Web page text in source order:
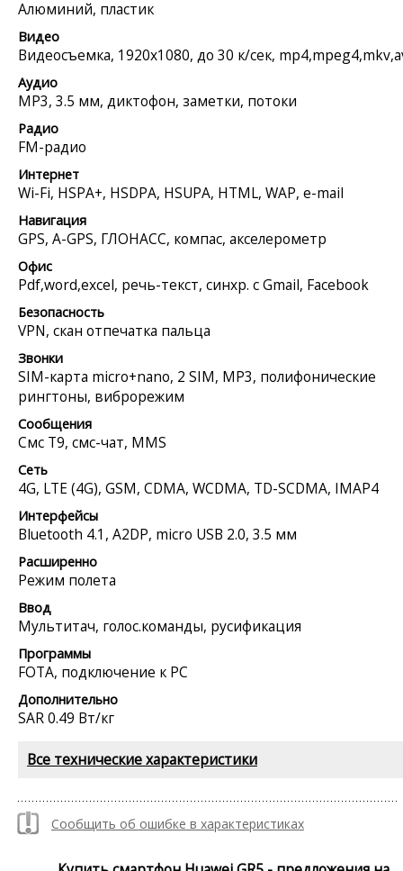
Алюминий, пластик
Видео
Видеосъемка, 1920x1080, до 30 к/сек,
Аудио
MP3, 3.5 мм, диктофон, заметки, потоки
Радио
FM-радио
Интернет
Wi-Fi, HSPA+, HSDPA, HSUPA, HTML, WAP, e-mail
Навигация
GPS, A-GPS, ГЛОНАСС, компас, акселерометр
Офис
Pdf,word,excel, речь-текст, синхр. с Gmail, Facebook
Безопасность
VPN, скан отпечатка пальца
Звонки
SIM-карта micro+nano, 2 SIM, MP3, полифонические
рингтоны, виброрежим
Сообщения
Смс Т9, смс-чат, MMS
Сеть
4G, LTE (4G), GSM, CDMA, WCDMA, TD-SCDMA, IMAP4
Интерфейсы
Bluetooth 4.1, A2DP, micro USB 2.0, 3.5 мм
Расширенно
Режим полета
Ввод
Мультитач, голос.команды, русификация
Программы
FOTA, подключение к PC
Дополнительно
SAR 0.49 Вт/кг
Все технические характеристики
Сообщить об ошибке в характеристиках